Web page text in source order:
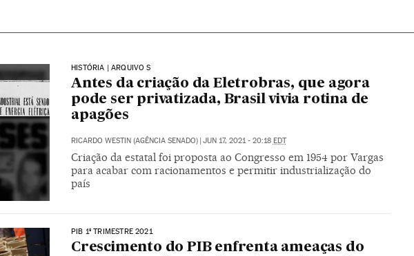
HISTÓRIA | ARQUIVO S
Antes da criação da Eletrobras, que agora
pode ser privatizada, Brasil vivia rotina de
apagões
RICARDO WESTIN (AGÊNCIA SENADO) | JUN 17, 2021 - 20:18 EDT
Criação da estatal foi proposta ao Congresso em 1954 por Vargas
para acabar com racionamentos e permitir industrialização do
país
PIB 1º TRIMESTRE 2021
Crescimento do PIB enfrenta ameaças do